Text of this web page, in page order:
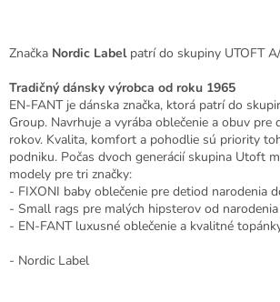
Značka Nordic Labelpatrí do skupiny UTOFT
Tradičný dánsky výrobca od roku 1965
EN-FANT je dánska značka, ktorá patrí do
Group. Navrhuje a vyrába oblečenie a obuv pre
rokov. Kvalita, komfort a pohodlie sú priority
podniku. Počas dvoch generácií skupina Utoft
modely pre tri značky:
- FIXONI baby oblečenie pre detiod narodenia
- Small rags pre malých hipsterov od
- EN-FANT luxusné oblečenie a kvalitné
- Nordic Label